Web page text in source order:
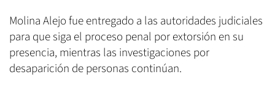
Molina Alejo fue entregado a las autoridades judiciales
para que siga el proceso penal por extorsión en su
presencia, mientras las investigaciones por
desaparición de personas continúan.